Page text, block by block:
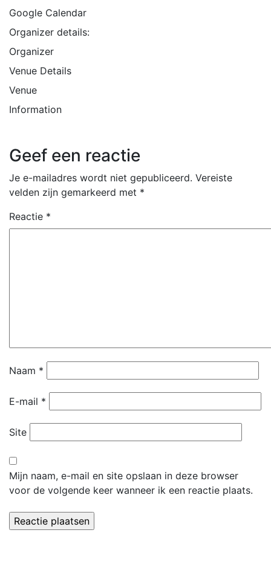
Google Calendar
Organizer details:
Organizer
Venue Details
Venue
Information
Geef een reactie
Je e-mailadres wordt niet gepubliceerd. Vereiste
velden zijn gemarkeerd met *
Reactie *
Naam *
E-mail *
Site
Mijn naam, e-mail en site opslaan in deze browser
voor de volgende keer wanneer ik een reactie plaats.